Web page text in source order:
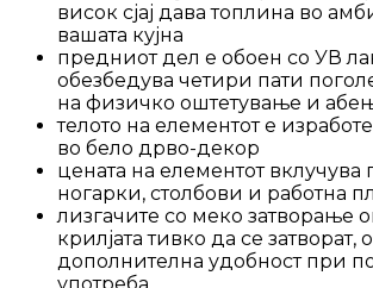
висок сјај дава топлина во
вашата кујна
предниот дел е обоен со УВ
обезбедува четири пати
на физичко оштетување и
телото на елементот е
во бело дрво-декор
цената на елементот
ногарки, столбови и работна
лизгачите со меко затворање
крилјата тивко да се затворат,
дополнителна удобност при